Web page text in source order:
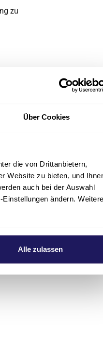
Über Cookies
die von Drittanbietern,
Website zu bieten, und
auch bei der Auswahl
ändern. Weitere
Alle zulassen
zu